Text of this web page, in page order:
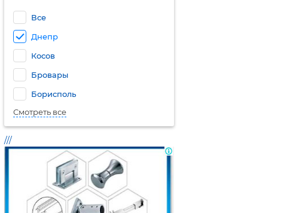
Все
Днепр
Косов
Бровары
Борисполь
Смотреть все
///